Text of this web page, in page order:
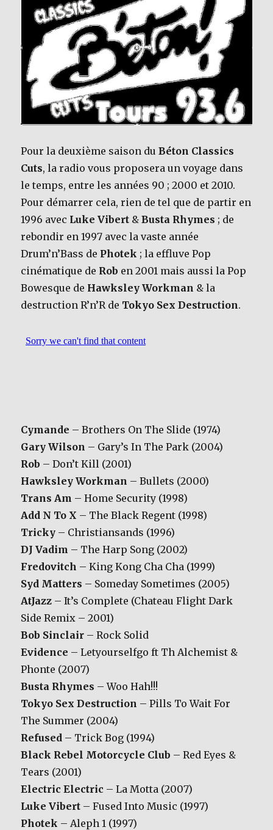
b
o
k
r
Pour la deuxième saison duBéton Classics
Cuts, la radio vous proposera un voyage dans
le temps, entre les années 90 ; 2000 et 2010.
Pour démarrer cela, rien de tel que de partir en
1996 avec Luke Vibert &Busta Rhymes ; de
rebondir en 1997 avec la vaste année
Drum’n’Bass de Photek ; la effluve Pop
cinématique de Rob en 2001 mais aussi la Pop
Bowesque de Hawksley Workman & la
destruction R’n’R de Tokyo Sex Destruction.
Cymande – Brothers On The Slide (1974)
Gary Wilson – Gary’s In The Park (2004)
Rob – Don’t Kill (2001)
Hawksley Workman – Bullets (2000)
Trans Am – Home Security (1998)
Add N To X – The Black Regent (1998)
Tricky – Christiansands (1996)
DJ Vadim – The Harp Song (2002)
Fredovitch – King Kong Cha Cha (1999)
Syd Matters – Someday Sometimes (2005)
AtJazz – It’s Complete (Chateau Flight Dark
Side Remix – 2001)
Bob Sinclair – Rock Solid
Evidence – Letyourselfgo ft Th Alchemist &
Phonte (2007)
Busta Rhymes – Woo Hah!!!
Tokyo Sex Destruction – Pills To Wait For
The Summer (2004)
Refused – Trick Bog (1994)
Black Rebel Motorcycle Club – Red Eyes &
Tears (2001)
Electric Electric – La Motta (2007)
Luke Vibert – Fused Into Music (1997)
Photek – Aleph 1 (1997)